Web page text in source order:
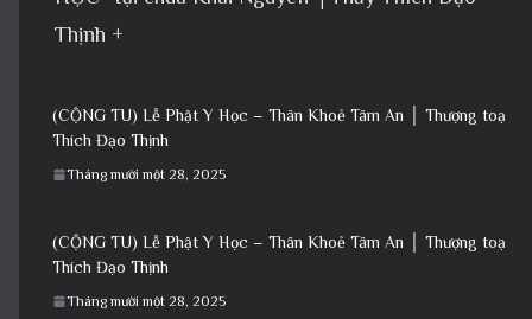
Thịnh +
(CỘNG TU) Lễ Phật Y Học – Thân Khoẻ Tâm An │ Thượng toạ
Thích Đạo Thịnh
Tháng mười một 28, 2025
(CỘNG TU) Lễ Phật Y Học – Thân Khoẻ Tâm An │ Thượng toạ
Thích Đạo Thịnh
Tháng mười một 28, 2025